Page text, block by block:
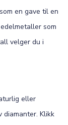
en gave til en
som
velger du i
eller
Klikk